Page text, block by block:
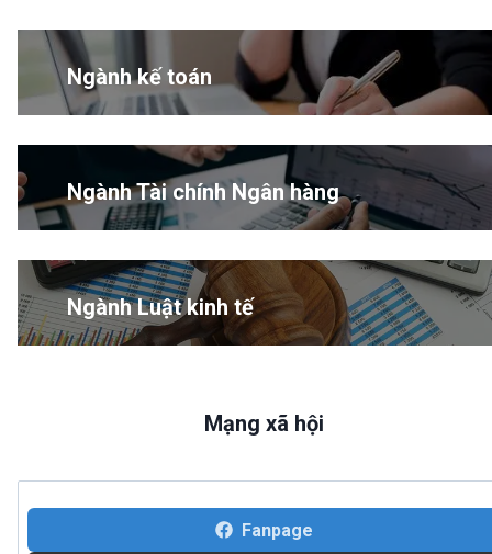
Ngành kế toán
Ngành Tài chính Ngân hàng
Ngành Luật kinh tế
Mạng xã hội
Fanpage